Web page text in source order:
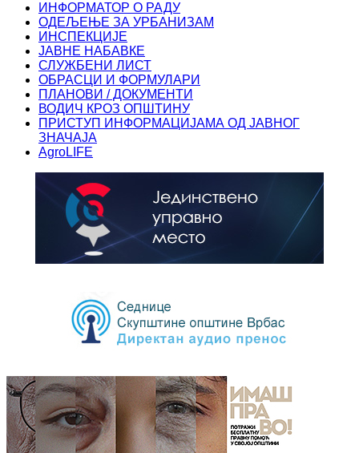
ИНФОРМАТОР О РАДУ
ОДЕЉЕЊЕ ЗА УРБАНИЗАМ
ИНСПЕКЦИЈЕ
ЈАВНЕ НАБАВКЕ
СЛУЖБЕНИ ЛИСТ
ОБРАСЦИ И ФОРМУЛАРИ
ПЛАНОВИ / ДОКУМЕНТИ
ВОДИЧ КРОЗ ОПШТИНУ
ПРИСТУП ИНФОРМАЦИЈАМА ОД ЈАВНОГ
ЗНАЧАЈА
AgroLIFE